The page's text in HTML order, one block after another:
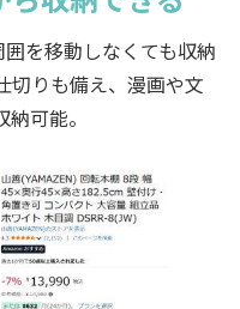
を移動しなくても収納
切りも備え、漫画や文
可能。